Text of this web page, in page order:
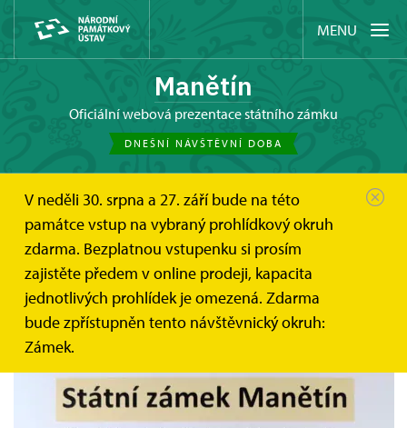
MENU
Manětín
oficiální webová prezentace státního zámku
DNEŠNÍ NÁVŠTĚVNÍ DOBA
V neděli 30. srpna a 27. září bude na této
památce vstup na vybraný prohlídkový okruh
zdarma. Bezplatnou vstupenku si prosím
zajistěte předem v online prodeji, kapacita
jednotlivých prohlídek je omezená. Zdarma
bude zpřístupněn tento návštěvnický okruh:
Zámek.
Manětín Akce OBRAZY NA ZÁMKU
OBRAZY NA ZÁMKU